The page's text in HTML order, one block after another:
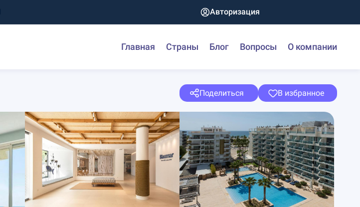
Авторизация
Главная Страны Блог Вопросы О компании
Поделиться В избранное